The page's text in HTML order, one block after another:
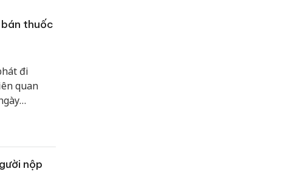
bán thuốc
đi
quan
nộp